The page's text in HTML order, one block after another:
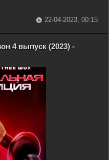
22-04-2023, 00:15
4 выпуск (2023) -